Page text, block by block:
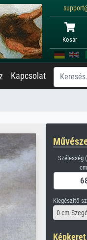
Kosár
Kapcsolat
Szélesség
Kiegészítő
0 cm
Képkeret